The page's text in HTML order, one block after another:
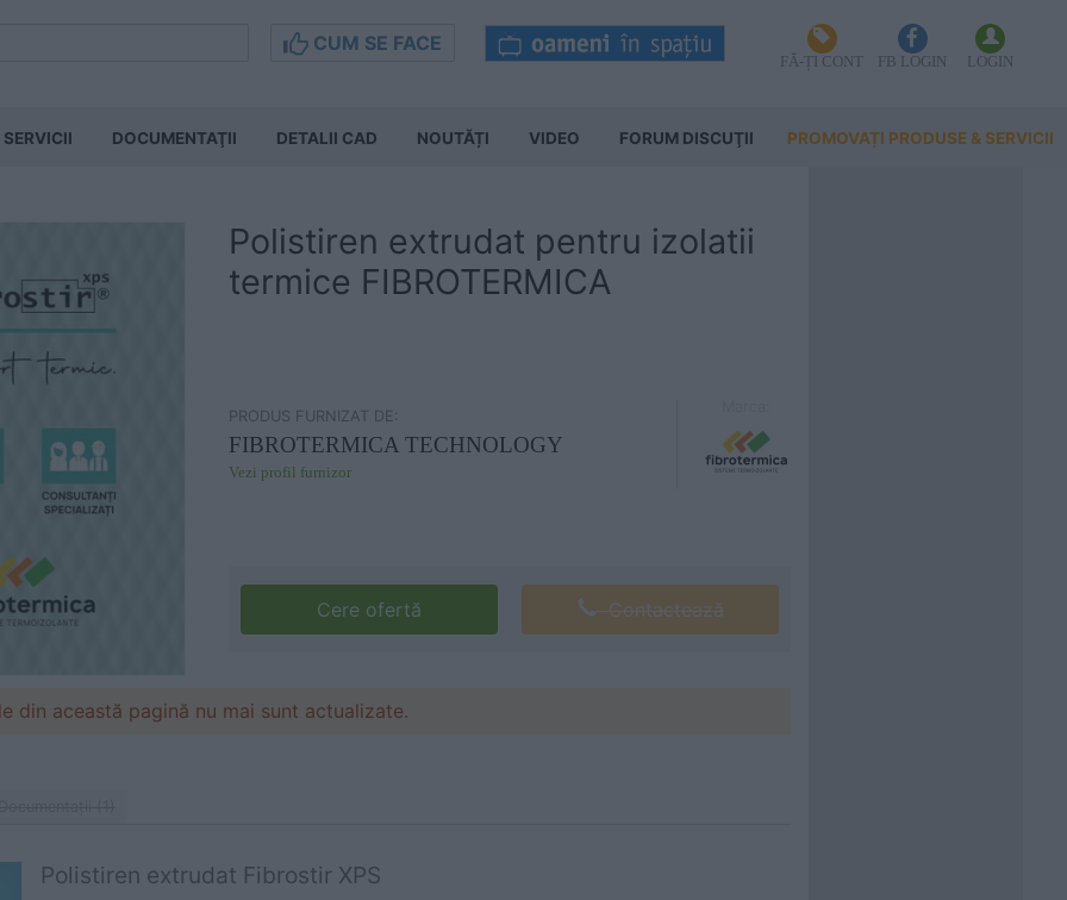
CUM SE FACE
FĂ-ȚI CONT FB LOGIN LOGIN
SERVICII DOCUMENTAŢII DETALII CAD NOUTĂȚI VIDEO FORUM DISCUŢII PROMOVAȚI PRODUSE & SERVICII
Polistiren extrudat pentru izolatii
termice FIBROTERMICA
PRODUS FURNIZAT DE:
FIBROTERMICA TECHNOLOGY
Vezi profil furnizor
Cere ofertă Contactează
din această pagină nu mai sunt actualizate.
Polistiren extrudat Fibrostir XPS